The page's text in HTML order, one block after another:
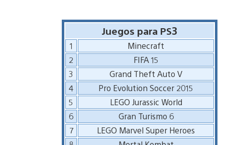
Juegos para PS3
1
Minecraft
2
FIFA 15
3
Grand Theft Auto V
4
Pro Evolution Soccer 2015
5
LEGO Jurassic World
6
Gran Turismo 6
7
LEGO Marvel Super Heroes